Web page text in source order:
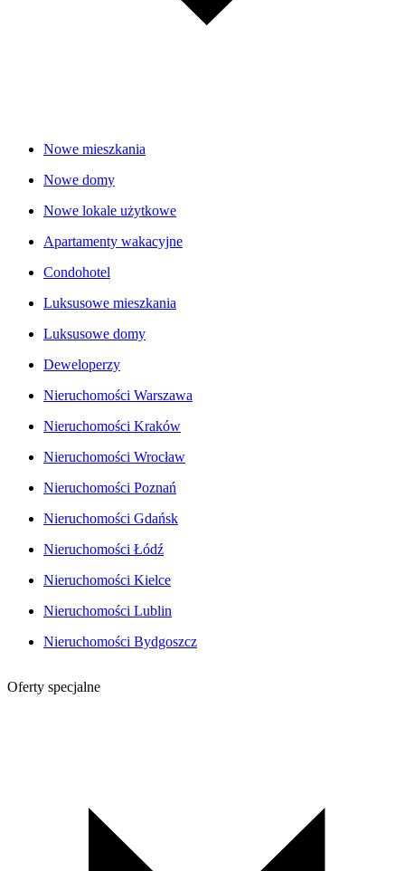
Nowe mieszkania
Nowe domy
Nowe lokale użytkowe
Apartamenty wakacyjne
Condohotel
Luksusowe mieszkania
Luksusowe domy
Deweloperzy
Nieruchomości Warszawa
Nieruchomości Kraków
Nieruchomości Wrocław
Nieruchomości Poznań
Nieruchomości Gdańsk
Nieruchomości Łódź
Nieruchomości Kielce
Nieruchomości Lublin
Nieruchomości Bydgoszcz
Oferty specjalne